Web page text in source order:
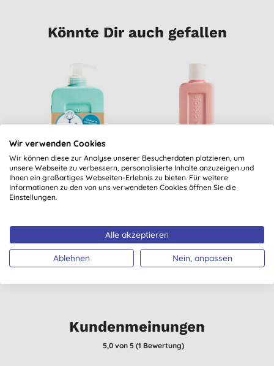
Könnte Dir auch gefallen
Seepje Handseife
Eukalyptus &
3,99 € KAUFEN
Seepje Duschgel
Weißer Pfirsich &
5,99 € KAUFEN
Kundenmeinungen
5,0von 5 (1 Bewertung)
Wir verwenden Cookies
Wir können diese zur Analyse unserer Besucherdaten platzieren, um
unsere Webseite zu verbessern, personalisierte Inhalte anzuzeigen und
Ihnen ein großartiges Webseiten-Erlebnis zu bieten. Für weitere
Informationen zu den von uns verwendeten Cookies öffnen Sie die
Einstellungen.
Alle akzeptieren
Ablehnen Nein, anpassen